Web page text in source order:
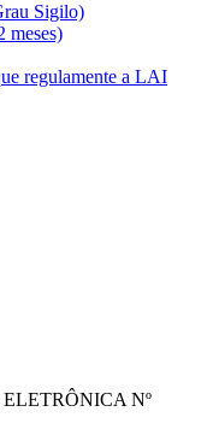
Sigilo)
meses)
regulamente a LAI
Nº